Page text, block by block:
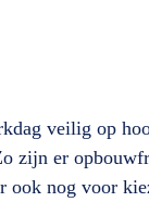
veilig op
zijn er
ook nog voor